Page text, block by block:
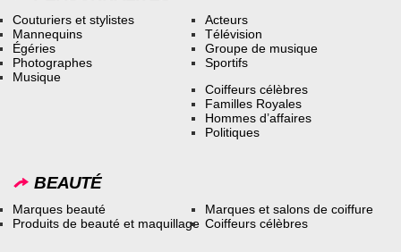
Couturiers et stylistes
Mannequins
Égéries
Photographes
Musique
Acteurs
Télévision
Groupe de musique
Sportifs
Coiffeurs célèbres
Familles Royales
Hommes d’affaires
Politiques
BEAUTÉ
Marques beauté
Produits de beauté et maquillage
Marques et salons de coiffure
Coiffeurs célèbres